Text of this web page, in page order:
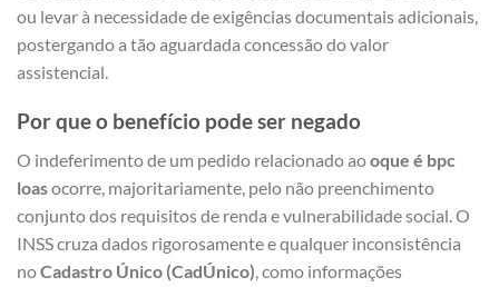
ou levar à necessidade de exigências documentais adicionais,
postergando a tão aguardada concessão do valor
assistencial.
Por que o benefício pode ser negado
O indeferimento de um pedido relacionado aooque é bpc
loasocorre, majoritariamente, pelo não preenchimento
conjunto dos requisitos de renda e vulnerabilidade social. O
INSS cruza dados rigorosamente e qualquer inconsistência
noCadastro Único (CadÚnico), como informações